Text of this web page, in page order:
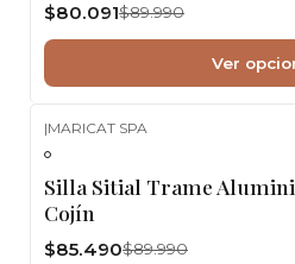
$80.091$89.990
Ver
|MARICAT SPA
Silla Sitial Trame
Cojín
$85.490$89.990